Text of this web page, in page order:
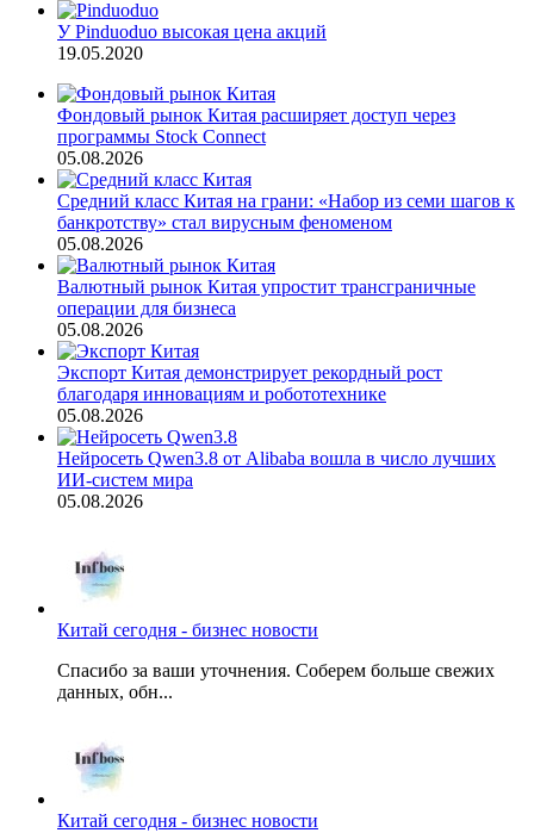
У Pinduoduo высокая цена акций
19.05.2020
Фондовый рынок Китая расширяет доступ через
программы Stock Connect
05.08.2026
Средний класс Китая на грани: «Набор из семи шагов к
банкротству» стал вирусным феноменом
05.08.2026
Валютный рынок Китая упростит трансграничные
операции для бизнеса
05.08.2026
Экспорт Китая демонстрирует рекордный рост
благодаря инновациям и робототехнике
05.08.2026
Нейросеть Qwen3.8 от Alibaba вошла в число лучших
ИИ-систем мира
05.08.2026
Китай сегодня - бизнес новости
Спасибо за ваши уточнения. Соберем больше свежих
данных, обн...
Китай сегодня - бизнес новости